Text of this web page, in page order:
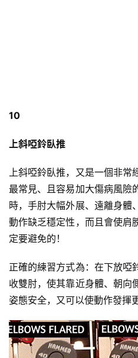
10
上斜啞鈴臥推
上斜啞鈴臥推，又是一個非常
最常見、且容易加大傷病風險
時，手肘大幅外展、遠離身體
動作缺乏穩定性，而且會使肩
定要避免的！
正確的練習方式為：在下放啞
收雙肘，使其靠近身體、朝向
姿態安全，又可以使動作發揮